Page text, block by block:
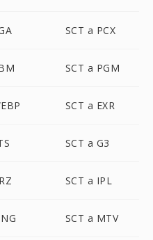
SCT a PCX
SCT a PGM
SCT a EXR
SCT a G3
SCT a IPL
SCT a MTV